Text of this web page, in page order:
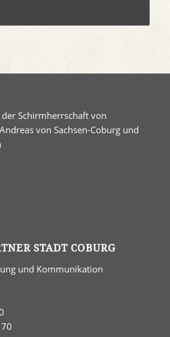
Schirmherrschaft von
von Sachsen-Coburg und
STADT COBURG
und Kommunikation